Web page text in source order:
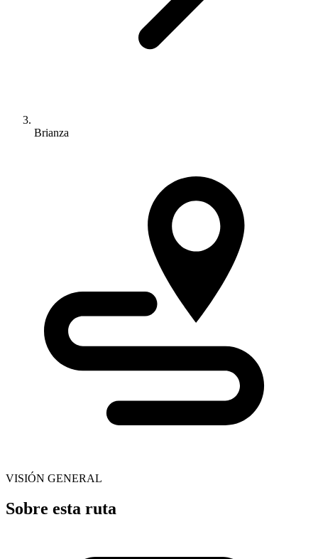
Brianza
VISIÓN GENERAL
Sobre esta ruta